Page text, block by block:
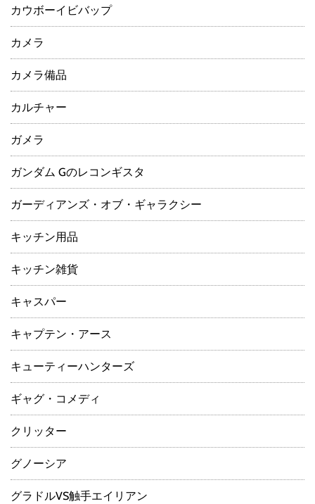
カウボーイビバップ
カメラ
カメラ備品
カルチャー
ガメラ
ガンダム Gのレコンギスタ
ガーディアンズ・オブ・ギャラクシー
キッチン用品
キッチン雑貨
キャスパー
キャプテン・アース
キューティーハンターズ
ギャグ・コメディ
クリッター
グノーシア
グラドルVS触手エイリアン